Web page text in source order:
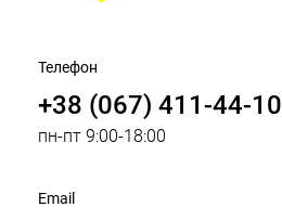
Телефон
+38 (067) 411-44-10
пн-пт 9:00-18:00
Email